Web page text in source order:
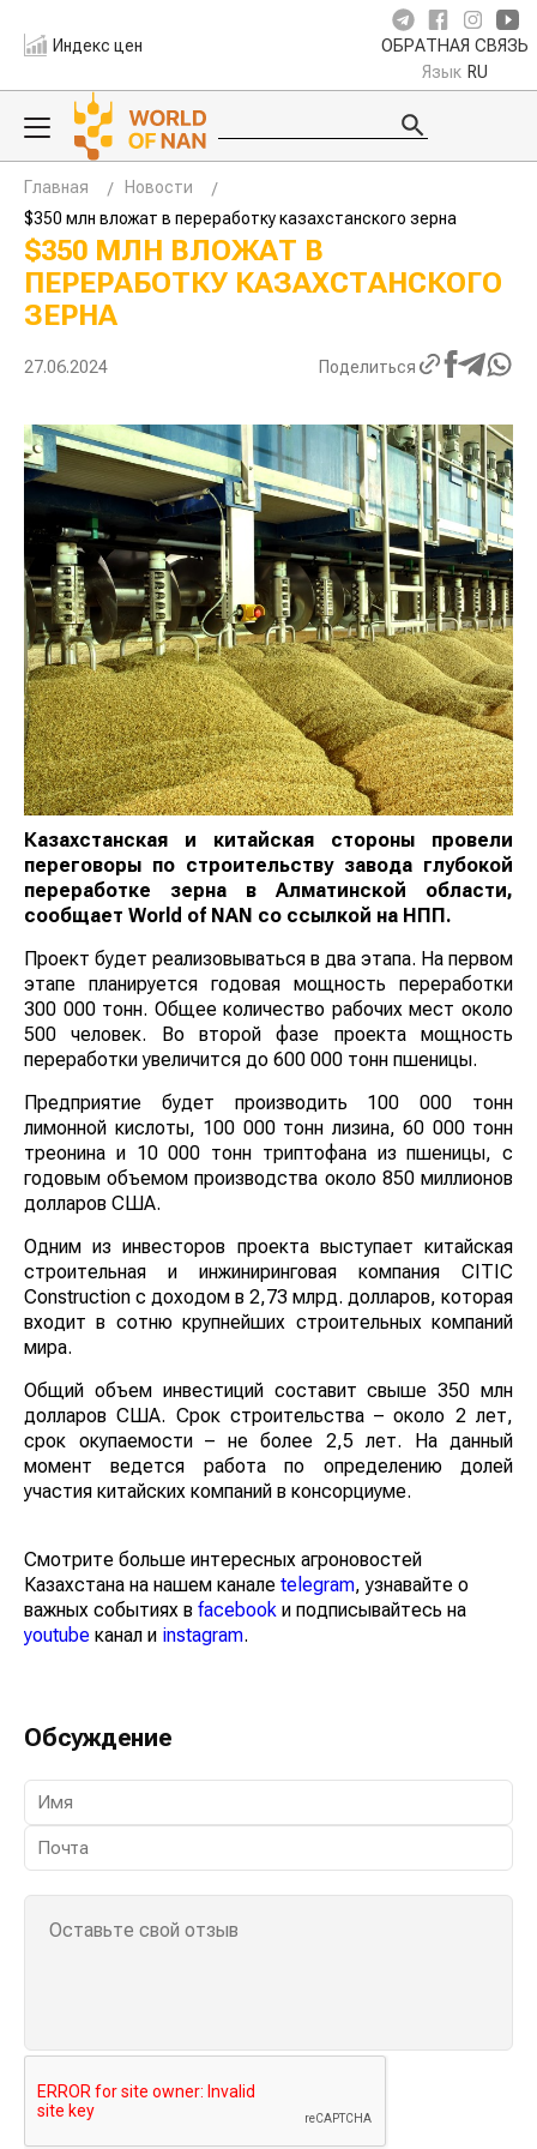
Индекс цен ОБРАТНАЯ СВЯЗЬ
Язык RU
Главная
Новости
$350 млн вложат в переработку казахстанского зерна
$350 МЛН ВЛОЖАТ В
ПЕРЕРАБОТКУ КАЗАХСТАНСКОГО
ЗЕРНА
27.06.2024 Поделиться
Казахстанская и китайская стороны провели
переговоры по строительству завода глубокой
переработке зерна в Алматинской области,
сообщает World of NAN со ссылкой на НПП.
Проект будет реализовываться в два этапа. На первом
этапе планируется годовая мощность переработки
300 000 тонн. Общее количество рабочих мест около
500 человек. Во второй фазе проекта мощность
переработки увеличится до 600 000 тонн пшеницы.
Предприятие будет производить 100 000 тонн
лимонной кислоты, 100 000 тонн лизина, 60 000 тонн
треонина и 10 000 тонн триптофана из пшеницы, с
годовым объемом производства около 850 миллионов
долларов США.
Одним из инвесторов проекта выступает китайская
строительная и инжиниринговая компания CITIC
Construction с доходом в 2,73 млрд. долларов, которая
входит в сотню крупнейших строительных компаний
мира.
Общий объем инвестиций составит свыше 350 млн
долларов США. Срок строительства – около 2 лет,
срок окупаемости – не более 2,5 лет. На данный
момент ведется работа по определению долей
участия китайских компаний в консорциуме.
Смотрите больше интересных агроновостей
Казахстана на нашем канале telegram, узнавайте о
важных событиях в facebook и подписывайтесь на
youtube канал и instagram.
Обсуждение